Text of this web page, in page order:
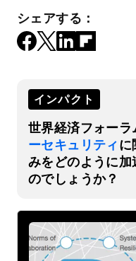
シェアする：
インパクト
世界経済フォーラ
ーセキュリティに
みをどのように加
のでしょうか？